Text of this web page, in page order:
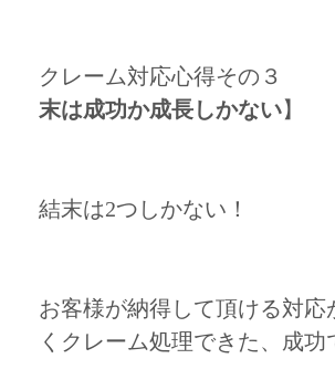
クレーム対応心得その３
末は成功か成長しかない】
結末は2つしかない！
お客様が納得して頂ける対応
くクレーム処理できた、成功